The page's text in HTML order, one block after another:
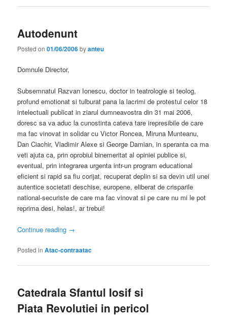
Autodenunt
Posted on01/06/2006byanteu
Domnule Director,
Subsemnatul Razvan Ionescu, doctor in teatrologie si teolog,
profund emotionat si tulburat pana la lacrimi de protestul celor 18
intelectuali publicat in ziarul dumneavostra din 31 mai 2006,
doresc sa va aduc la cunostinta cateva tare irepresibile de care
ma fac vinovat in solidar cu Victor Roncea, Miruna Munteanu,
Dan Ciachir, Vladimir Alexe si George Damian, in speranta ca ma
veti ajuta ca, prin oprobiul binemeritat al opiniei publice si,
eventual, prin integrarea urgenta intr-un program educational
eficient si rapid sa fiu corijat, recuperat deplin si sa devin util unei
autentice societati deschise, europene, eliberat de crisparile
national-securiste de care ma fac vinovat si pe care nu mi le pot
reprima desi, helas!, ar trebui!
Continue reading →
Posted in Atac-contraatac
Catedrala Sfantul Iosif si
Piata Revolutiei in pericol